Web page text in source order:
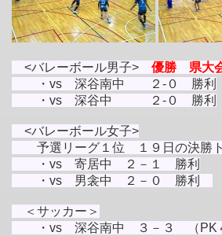
<バレーボール男子> 優勝
県大
・vs 深谷南中 ２-０ 勝利
・vs 深谷中 ２-０ 勝利
<バレーボール女子>
予選リーグ１位 １９日の決勝ト
・vs 寄居中 ２－１ 勝利
・vs 男衾中 ２－０ 勝利
＜サッカー＞
・ vs 深谷南中 ３－３ （PK